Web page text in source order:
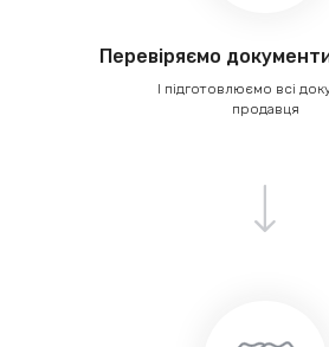
Перевіряємо
І підготовлюємо всі
продавця